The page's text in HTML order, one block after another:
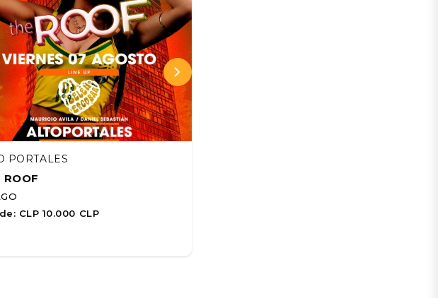
PORTALES
ROOF
CLP 10.000 CLP